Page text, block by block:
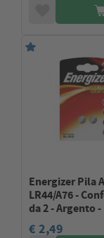
Energizer Pila
LR44/A76 -
da 2 - Argento -
€ 2,49